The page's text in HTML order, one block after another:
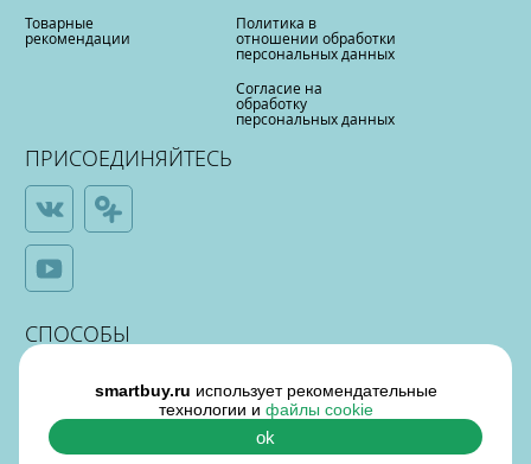
Товарные
рекомендации
Политика в
отношении обработки
персональных данных
Согласие на
обработку
персональных данных
ПРИСОЕДИНЯЙТЕСЬ
СПОСОБЫ
ОПЛАТЫ
smartbuy.ru использует рекомендательные
технологии и файлы cookie
ok